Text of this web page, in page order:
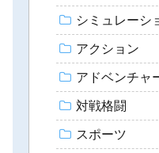
シミュレーシ
アクション
アドベンチャ
対戦格闘
スポーツ